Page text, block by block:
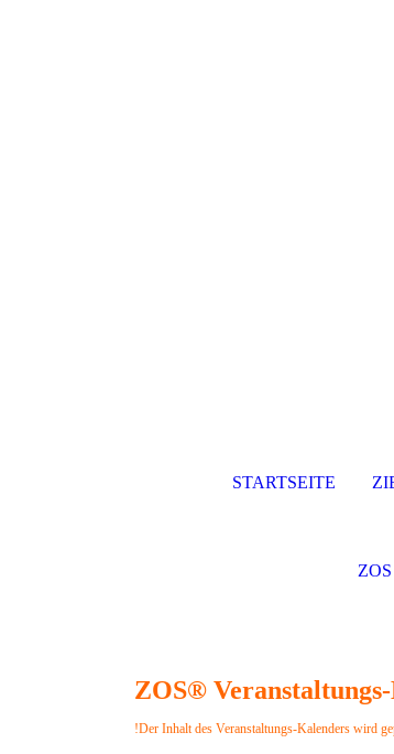
STARTSEITE
ZOS®
!Der Inhalt des Veranstaltungs-Kalenders wird